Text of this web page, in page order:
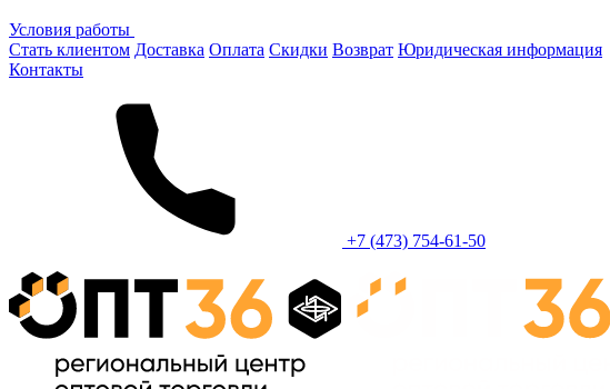
Условия работы
Стать клиентом Доставка Оплата Скидки Возврат Юридическая информация
Контакты
+7 (473) 754-61-50